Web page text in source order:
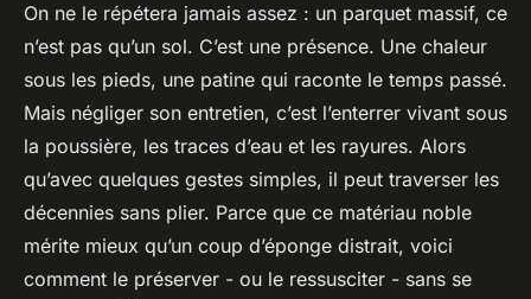
On ne le répétera jamais assez : un parquet massif, ce
n’est pas qu’un sol. C’est une présence. Une chaleur
sous les pieds, une patine qui raconte le temps passé.
Mais négliger son entretien, c’est l’enterrer vivant sous
la poussière, les traces d’eau et les rayures. Alors
qu’avec quelques gestes simples, il peut traverser les
décennies sans plier. Parce que ce matériau noble
mérite mieux qu’un coup d’éponge distrait, voici
comment le préserver - ou le ressusciter - sans se